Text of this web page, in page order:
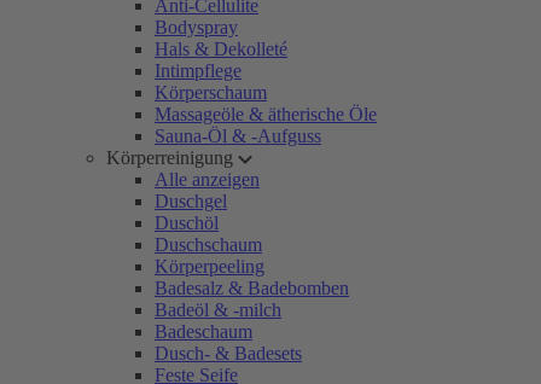
Anti-Cellulite
Bodyspray
Hals & Dekolleté
Intimpflege
Körperschaum
Massageöle & ätherische Öle
Sauna-Öl & -Aufguss
Körperreinigung
Alle anzeigen
Duschgel
Duschöl
Duschschaum
Körperpeeling
Badesalz & Badebomben
Badeöl & -milch
Badeschaum
Dusch- & Badesets
Feste Seife